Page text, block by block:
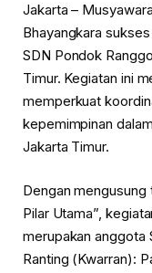
Jakarta –
Bhayangkara
SDN Pondok
Timur. Kegiatan ini
memperkuat
kepemimpinan
Jakarta Timur.
Dengan mengusung
Pilar Utama”,
merupakan anggota
Ranting (Kwarran):